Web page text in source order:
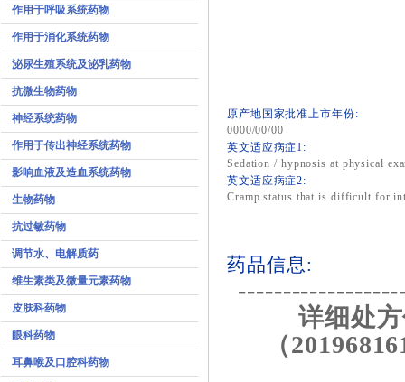
作用于呼吸系统药物
作用于消化系统药物
泌尿生殖系统及泌乳药物
抗微生物药物
神经系统药物
作用于传出神经系统药物
影响血液及造血系统药物
生物药物
抗过敏药物
调节水、电解质药
维生素类及微量元素药物
皮肤科药物
眼科药物
耳鼻喉及口腔科药物
原产地国家批准上市年份:
0000/00/00
英文适应病症1:
Sedation / hypnosis at physical
英文适应病症2:
Cramp status that is difficult for
药品信息:
详细处
（